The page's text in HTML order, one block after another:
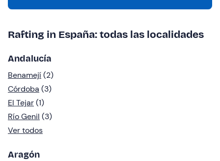
Rafting in España: todas las localidades
Andalucía
Benamejí(2)
Córdoba (3)
El Tejar(1)
Río Genil (3)
Ver todos
Aragón